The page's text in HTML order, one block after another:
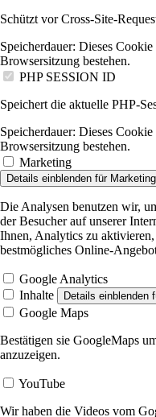
Schützt vor Cross-Site-
Speicherdauer: Dieses
Browsersitzung bestehen.
PHP SESSION ID
Speichert die aktuelle PHP-
Speicherdauer: Dieses
Browsersitzung bestehen.
Marketing
Details einblenden für Marketing
Die Analysen benutzen wir,
der Besucher auf unserer
Ihnen, Analytics zu
bestmögliches Online-
Google Analytics
Inhalte
Details einblenden
Google Maps
Bestätigen sie GoogleMaps
anzuzeigen.
YouTube
Wir haben die Videos vom